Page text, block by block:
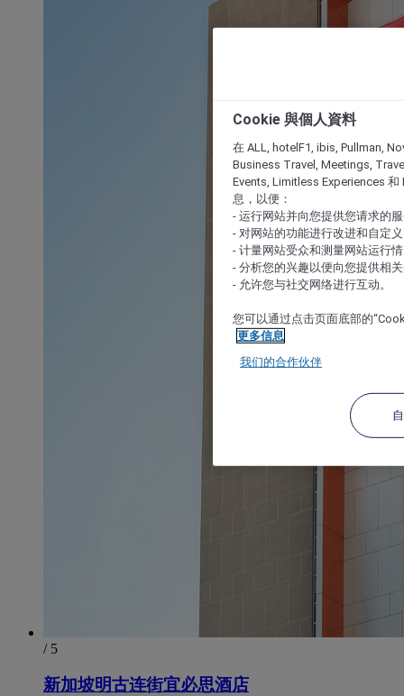
/ 5
新加坡明古连街宜必思酒店
Cookie 與個人資料
在 ALL, hotelF1, ibis, Pullman,
Business Travel, Meetings,
Events, Limitless Experiences 和
息，以便：
- 运行网站并向您提供您请求的
- 对网站的功能进行改进和自定义
- 计量网站受众和测量网站运行
- 分析您的兴趣以便向您提供相
- 允许您与社交网络进行互动。
您可以通过点击页面底部的
更多信息
我们的合作伙伴